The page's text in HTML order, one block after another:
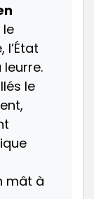
le
le
mât à